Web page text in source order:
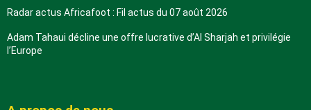
Radar actus Africafoot : Fil actus du 07 août 2026
Adam Tahaui décline une offre lucrative d’Al Sharjah et privilégie
l’Europe